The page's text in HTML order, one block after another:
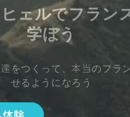
ェルでフラン
学ぼう
をつくって、本当のフラ
せるようになろう